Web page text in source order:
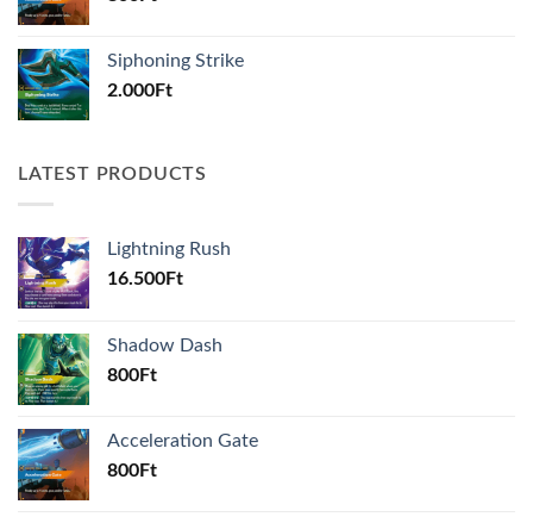
Siphoning Strike
2.000Ft
LATEST PRODUCTS
Lightning Rush
16.500Ft
Shadow Dash
800Ft
Acceleration Gate
800Ft